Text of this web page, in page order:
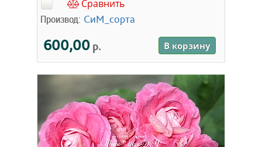
Сравнить
Производ: СиМ_сорта
600,00 р. В корзину